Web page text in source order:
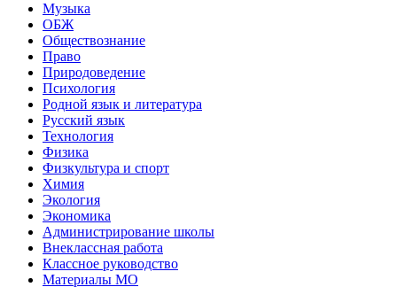
Музыка
ОБЖ
Обществознание
Право
Природоведение
Психология
Родной язык и литература
Русский язык
Технология
Физика
Физкультура и спорт
Химия
Экология
Экономика
Администрирование школы
Внеклассная работа
Классное руководство
Материалы МО